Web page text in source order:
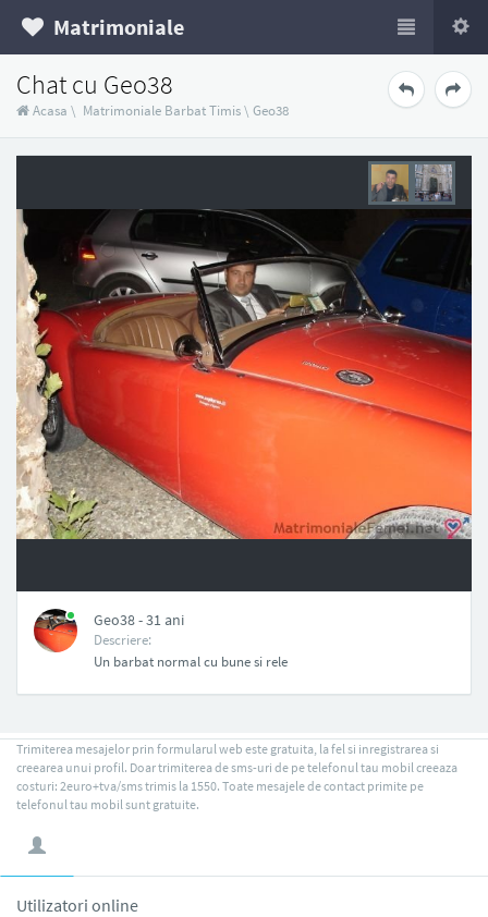
Matrimoniale
Chat cu Geo38
Acasa \ Matrimoniale Barbat Timis\ Geo38
Geo38 - 31 ani
Descriere:
Un barbat normal cu bune si rele
Trimiterea mesajelor prin formularul web este gratuita, la fel si inregistrarea si
creearea unui profil. Doar trimiterea de sms-uri de pe telefonul tau mobil creeaza
costuri: 2euro+tva/sms trimis la 1550. Toate mesajele de contact primite pe
telefonul tau mobil sunt gratuite.
Utilizatori online